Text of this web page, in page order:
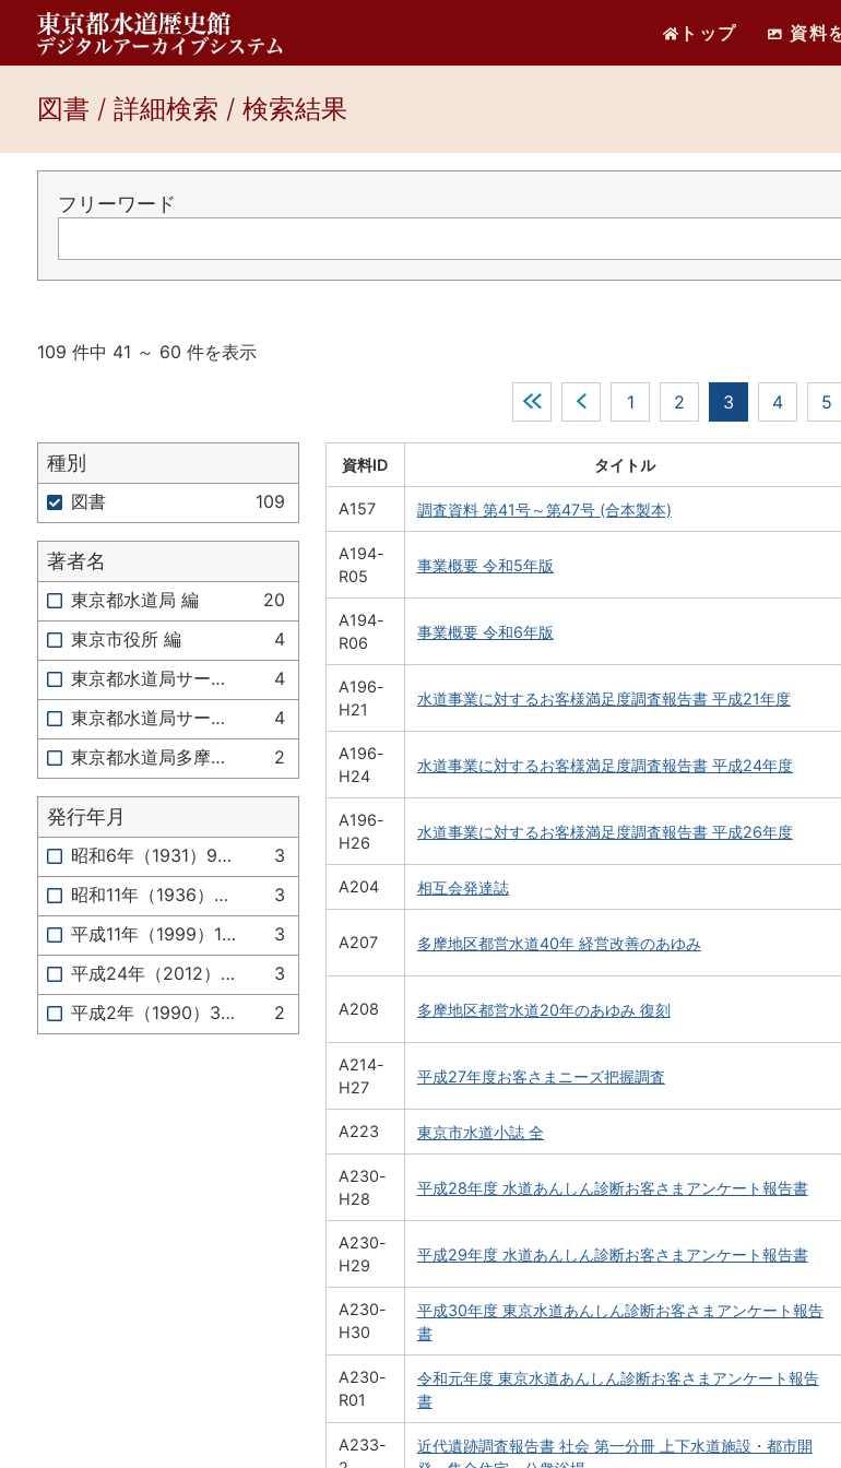
トップ 資料
図書 / 詳細検索 / 検索結果
フリーワード
109 件中 41 ～ 60 件を表示
1 2 3 4 5
種別
図書 109
著者名
東京都水道局 編
20
東京市役所 編
4
東京都水道局サービス推進部広報サービス課 編
4
東京都水道局サービス推進部サービス推進課 編
4
東京都水道局多摩水道改革推進本部 編
2
発行年月
昭和6年（1931）9月か
3
昭和11年（1936）4月
3
平成11年（1999）11月
3
平成24年（2012）12月
3
平成2年（1990）3月
2
資料ID タイトル
A157 調査資料 第41号～第47号 (合本製本)
A194-
R05
事業概要 令和5年版
A194-
R06
事業概要 令和6年版
A196-
H21
水道事業に対するお客様満足度調査報告書 平成21年度
A196-
H24
水道事業に対するお客様満足度調査報告書 平成24年度
A196-
H26
水道事業に対するお客様満足度調査報告書 平成26年度
A204 相互会発達誌
A207 多摩地区都営水道40年 経営改善のあゆみ
A208 多摩地区都営水道20年のあゆみ 復刻
A214-
H27
平成27年度お客さまニーズ把握調査
A223 東京市水道小誌 全
A230-
H28
平成28年度 水道あんしん診断お客さまアンケート報告書
A230-
H29
平成29年度 水道あんしん診断お客さまアンケート報告書
A230-
H30
平成30年度 東京水道あんしん診断お客さまアンケート報告
書
A230-
R01
令和元年度 東京水道あんしん診断お客さまアンケート報告
書
A233-
近代遺跡調査報告書 社会 第一分冊 上下水道施設・都市開